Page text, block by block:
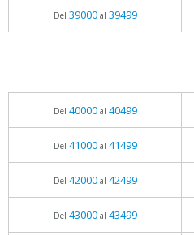
Del 39000al 39499
Del 40000al 40499
Del 41000al 41499
Del 42000al 42499
Del 43000al 43499